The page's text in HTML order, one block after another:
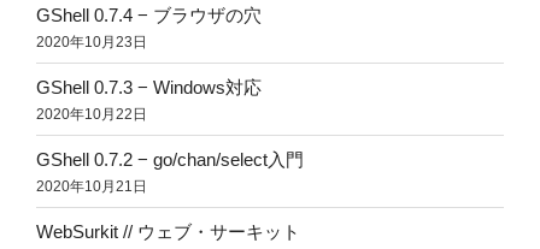
GShell 0.7.4 − ブラウザの穴
2020年10月23日
GShell 0.7.3 − Windows対応
2020年10月22日
GShell 0.7.2 − go/chan/select入門
2020年10月21日
WebSurkit // ウェブ・サーキット